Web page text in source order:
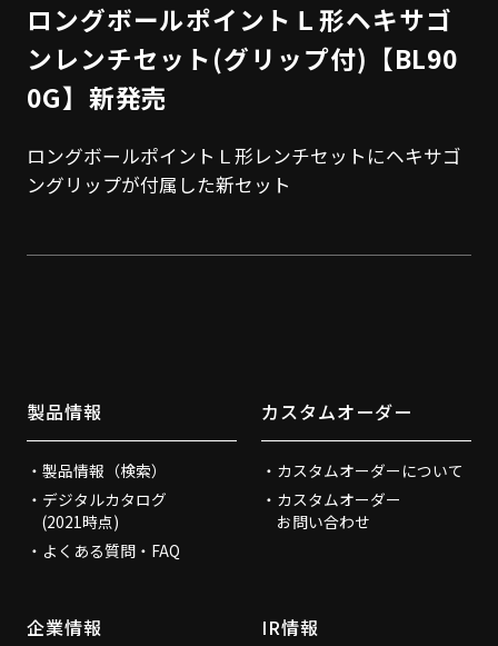
ロングボールポイントＬ形ヘキサゴ
ンレンチセット(グリップ付)【BL90
0G】新発売
ロングボールポイントＬ形レンチセットにヘキサゴ
ングリップが付属した新セット
製品情報
製品情報（検索）
デジタルカタログ
(2021時点)
よくある質問・FAQ
カスタムオーダー
カスタムオーダーについて
カスタムオーダー
お問い合わせ
企業情報 IR情報